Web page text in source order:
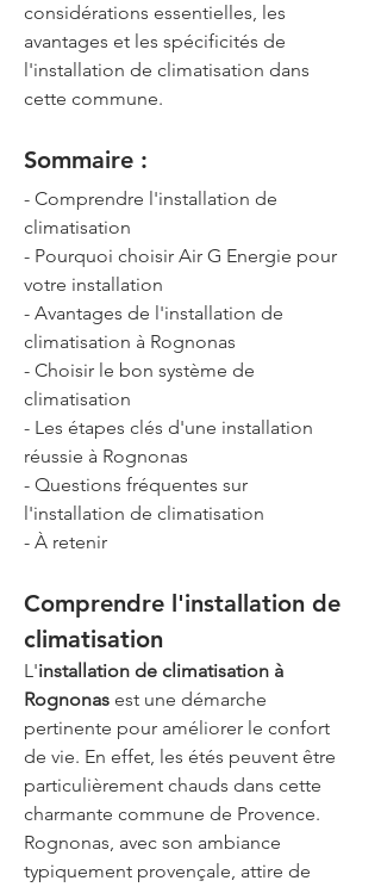
considérations essentielles, les
avantages et les spécificités de
l'installation de climatisation dans
cette commune.
Sommaire :
- Comprendre l'installation de
climatisation
- Pourquoi choisir Air G Energie pour
votre installation
- Avantages de l'installation de
climatisation à Rognonas
- Choisir le bon système de
climatisation
- Les étapes clés d'une installation
réussie à Rognonas
- Questions fréquentes sur
l'installation de climatisation
- À retenir
Comprendre l'installation de
climatisation
L'installation de climatisation à
Rognonas est une démarche
pertinente pour améliorer le confort
de vie. En effet, les étés peuvent être
particulièrement chauds dans cette
charmante commune de Provence.
Rognonas, avec son ambiance
typiquement provençale, attire de